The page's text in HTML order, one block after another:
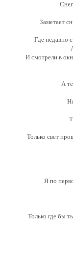
Заметает
Где недавно
Am
И смотрели в
А
Только свет
Я по
F
Только где бы